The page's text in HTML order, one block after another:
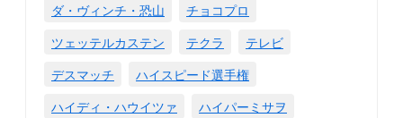
ダ・ヴィンチ・恐山
チョコプロ
ツェッテルカステン
テクラ
テレビ
デスマッチ
ハイスピード選手権
ハイディ・ハウイツァ
ハイパーミサヲ